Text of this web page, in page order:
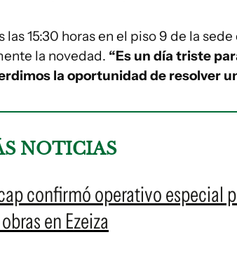
las 15:30 horas en el piso 9 de la
la novedad. “Es un día triste
la oportunidad de resolver
NOTICIAS
confirmó operativo especial
en Ezeiza